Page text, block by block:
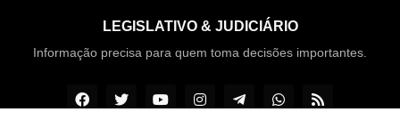
LEGISLATIVO & JUDICIÁRIO
Informação precisa para quem toma decisões importantes.